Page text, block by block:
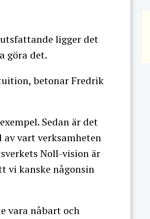
ligger det
göra det.
betonar Fredrik
Sedan är det
vart verksamheten
Noll-vision är
vi kanske någonsin
vara nåbart och